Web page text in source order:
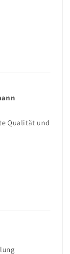
Qualität und